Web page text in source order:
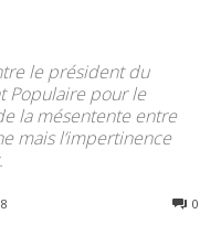
le président du
Populaire pour le
la mésentente entre
mais l’impertinence
0